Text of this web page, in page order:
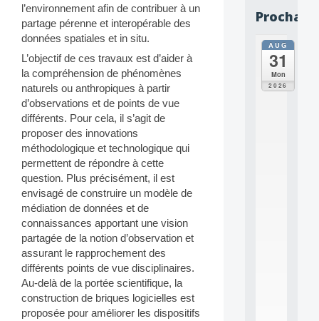
l’environnement afin de contribuer à un
partage pérenne et interopérable des
données spatiales et in situ.
L’objectif de ces travaux est d’aider à
la compréhension de phénomènes
naturels ou anthropiques à partir
d’observations et de points de vue
différents. Pour cela, il s’agit de
proposer des innovations
méthodologique et technologique qui
permettent de répondre à cette
question. Plus précisément, il est
envisagé de construire un modèle de
médiation de données et de
connaissances apportant une vision
partagée de la notion d’observation et
assurant le rapprochement des
différents points de vue disciplinaires.
Au-delà de la portée scientifique, la
construction de briques logicielles est
proposée pour améliorer les dispositifs
AUG
31
Mon
2026